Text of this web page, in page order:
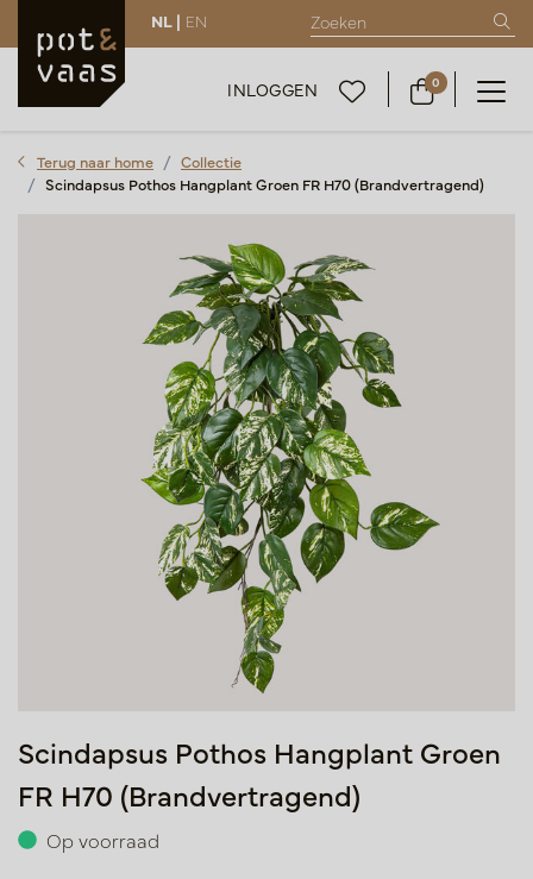
NL | EN
INLOGGEN 0
Terug naar home
Collectie
Scindapsus Pothos Hangplant Groen FR H70 (Brandvertragend)
Scindapsus Pothos Hangplant Groen
FR H70 (Brandvertragend)
Op voorraad